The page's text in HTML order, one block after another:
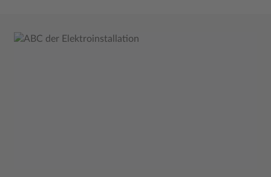
Bildergalerie überspringen